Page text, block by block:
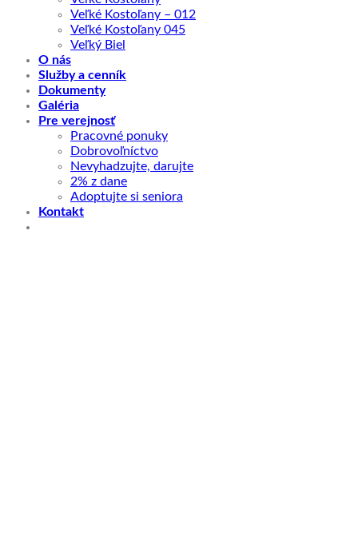
Veľké Kostoľany – 012
Veľké Kostoľany 045
Veľký Biel
O nás
Služby a cenník
Dokumenty
Galéria
Pre verejnosť
Pracovné ponuky
Dobrovoľníctvo
Nevyhadzujte, darujte
2% z dane
Adoptujte si seniora
Kontakt